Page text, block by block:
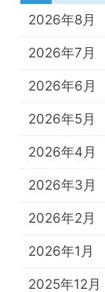
2026年8月
2026年7月
2026年6月
2026年5月
2026年4月
2026年3月
2026年2月
2026年1月
2025年12月